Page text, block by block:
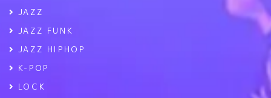
JAZZ
JAZZ FUNK
JAZZ HIPHOP
K-POP
LOCK